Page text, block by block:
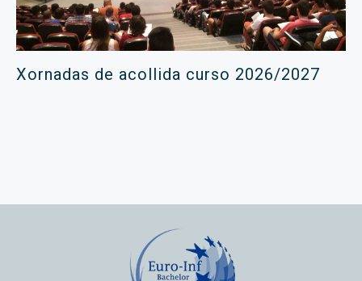
Xornadas de acollida curso 2026/2027